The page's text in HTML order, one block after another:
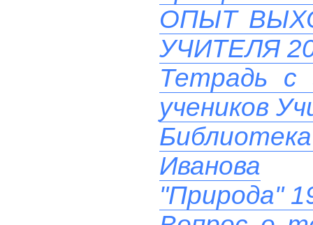
ОПЫТ
УЧИТЕЛЯ
Тетрадь с
учеников
Иванова
"Природа"